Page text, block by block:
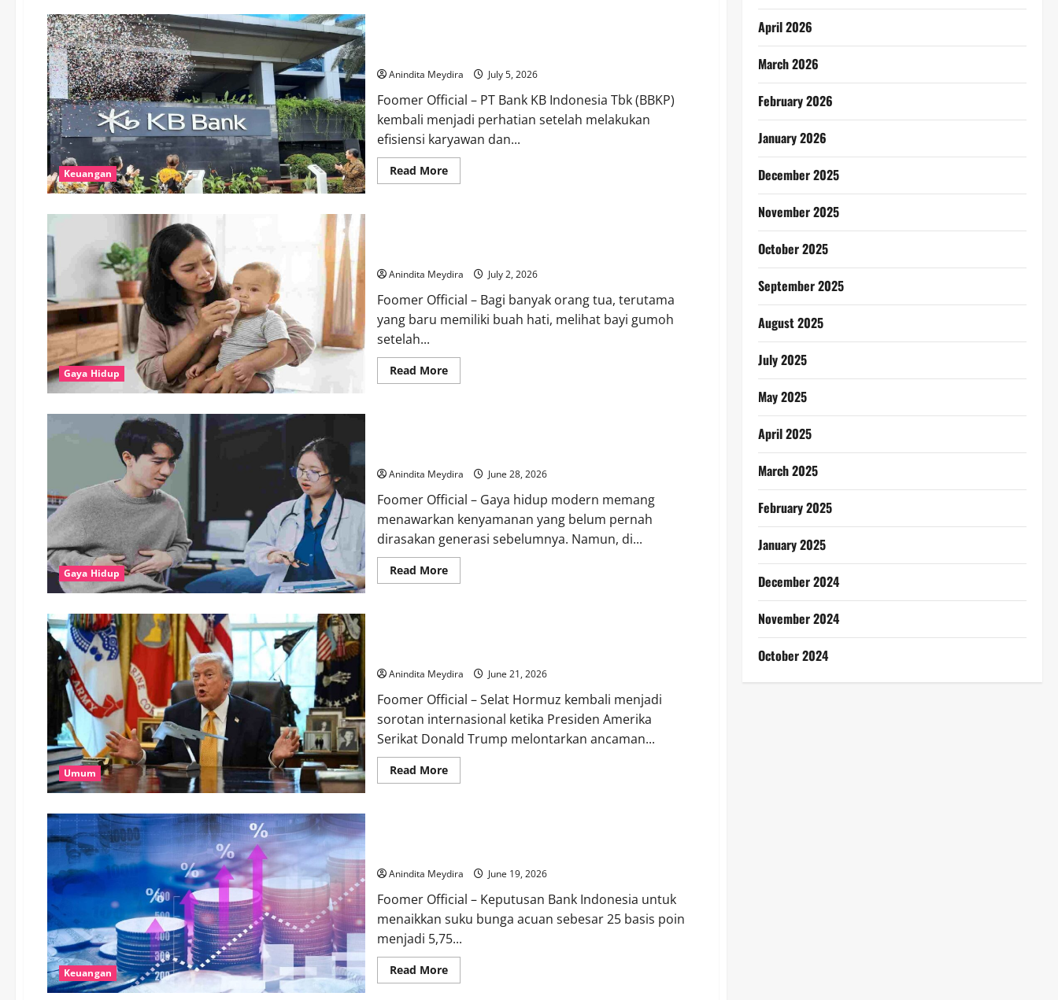
Menurunkan
Berat
Badan,
tetapi
Juga
Berpotensi
Mencegah
Pikun
Dini
Keuangan
Anindita Meydira July 5, 2026
Foomer Official – PT Bank KB Indonesia Tbk (BBKP)
kembali menjadi perhatian setelah melakukan
efisiensi karyawan dan...
Read MoreRead
more
Karyawan
Disebut
Langkah
Menuju
Kinerja
Lebih
Gaya Hidup
Anindita Meydira July 2, 2026
Foomer Official – Bagi banyak orang tua, terutama
yang baru memiliki buah hati, melihat bayi gumoh
setelah...
Read MoreRead
more
pada
Bayi
Ternyata
Merupakan
Proses
yang
Normal
Gaya Hidup
Anindita Meydira June 28, 2026
Foomer Official – Gaya hidup modern memang
menawarkan kenyamanan yang belum pernah
dirasakan generasi sebelumnya. Namun, di...
Read MoreRead
more
Membuat
Gen
Z
Lebih
Rentan
Mengalami
Gagal
Ginjal
Umum
Anindita Meydira June 21, 2026
Foomer Official – Selat Hormuz kembali menjadi
sorotan internasional ketika Presiden Amerika
Serikat Donald Trump melontarkan ancaman...
Read MoreRead
more
Jika
Negosiasi
AS-
Iran
Kembali
Buntu
Keuangan
Anindita Meydira June 19, 2026
Foomer Official – Keputusan Bank Indonesia untuk
menaikkan suku bunga acuan sebesar 25 basis poin
menjadi 5,75...
Read MoreRead
more
April 2026
March 2026
February 2026
January 2026
December 2025
November 2025
October 2025
September 2025
August 2025
July 2025
May 2025
April 2025
March 2025
February 2025
January 2025
December 2024
November 2024
October 2024